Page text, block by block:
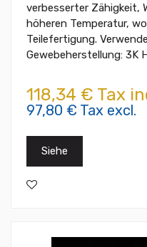
verbesserter Zähigkeit,
höheren Temperatur,
Teilefertigung.
Gewebeherstellung: 3K
118,34 € Tax
97,80 € Tax excl.
Siehe